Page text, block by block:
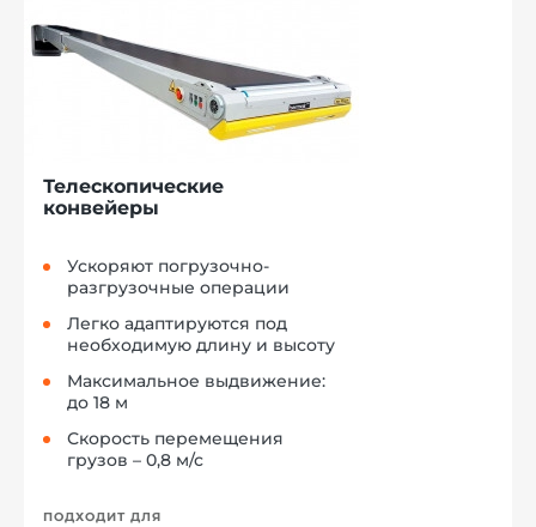
Телескопические
конвейеры
Ускоряют погрузочно-
разгрузочные операции
Легко адаптируются под
необходимую длину и высоту
Максимальное выдвижение:
до 18 м
Скорость перемещения
грузов – 0,8 м/с
ПОДХОДИТ ДЛЯ